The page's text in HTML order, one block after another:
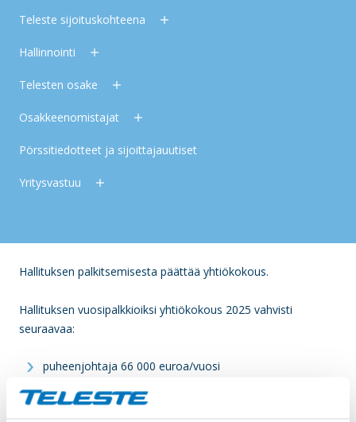
Teleste sijoituskohteena
Hallinnointi
Telesten osake
Osakkeenomistajat
Pörssitiedotteet ja sijoittajauutiset
Yritysvastuu
Hallituksen palkitsemisesta päättää yhtiökokous.
Hallituksen vuosipalkkioiksi yhtiökokous 2025 vahvisti
seuraavaa:
puheenjohtaja 66 000 euroa/vuosi
jäsenet 33 000 euroa/vuosi